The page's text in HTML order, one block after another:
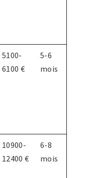
5100-
6100 €
5-6
mois
10900-
12400 €
6-8
mois